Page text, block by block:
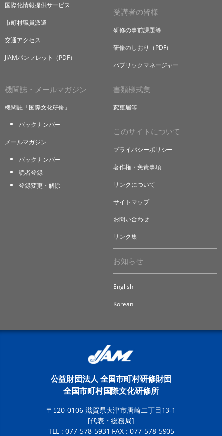
国際化情報提供サービス
市町村職員派遣
交通アクセス
JIAMパンフレット（PDF）
受講者の皆様
研修の事前課題等
研修のしおり（PDF）
パブリックマネージャー
機関誌・メールマガジン
機関誌「国際文化研修」
バックナンバー
メールマガジン
バックナンバー
読者登録
登録変更・解除
書類様式集
変更届等
このサイトについて
プライバシーポリシー
著作権・免責事項
リンクについて
サイトマップ
お問い合わせ
リンク集
お知らせ
English
Korean
公益財団法人 全国市町村研修財団
全国市町村国際文化研修所
〒520-0106 滋賀県大津市唐崎二丁目13-1
[代表・総務局]
TEL : 077-578-5931 FAX : 077-578-5905